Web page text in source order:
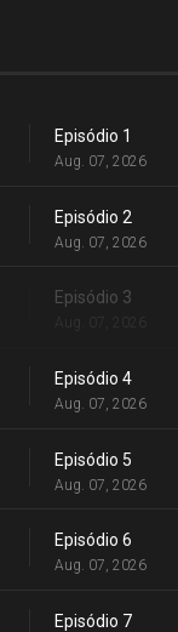
Episódio 1
Aug. 07, 2026
Episódio 2
Aug. 07, 2026
Episódio 3
Episódio 4
Aug. 07, 2026
Episódio 5
Aug. 07, 2026
Episódio 6
Aug. 07, 2026
Episódio 7